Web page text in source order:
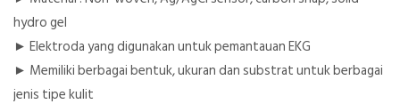
hydro gel
► Elektroda yang digunakan untuk pemantauan EKG
► Memiliki berbagai bentuk, ukuran dan substrat untuk berbagai
jenis tipe kulit